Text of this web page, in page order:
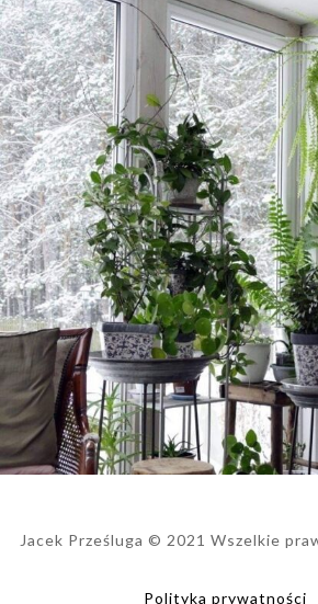
Jacek Prześluga © 2021 Wszelkie
Polityka prywatności